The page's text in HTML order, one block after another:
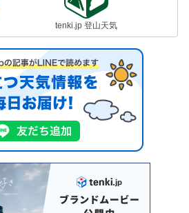
tenki.jp 登山天気